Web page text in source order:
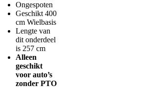
Ongespoten
Geschikt 400
cm Wielbasis
Lengte van
dit onderdeel
is 257 cm
Alleen
geschikt
voor auto’s
zonder PTO